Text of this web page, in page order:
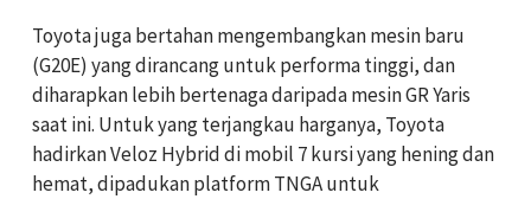
Toyota juga bertahan mengembangkan mesin baru
(G20E) yang dirancang untuk performa tinggi, dan
diharapkan lebih bertenaga daripada mesin GR Yaris
saat ini. Untuk yang terjangkau harganya, Toyota
hadirkan Veloz Hybrid di mobil 7 kursi yang hening dan
hemat, dipadukan platform TNGA untuk